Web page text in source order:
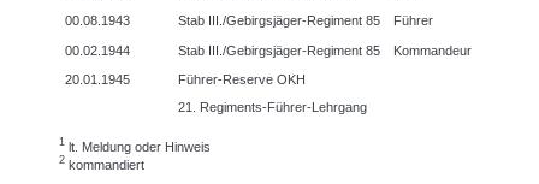
00.08.1943 Stab III./Gebirgsjäger-Regiment 85 Führer
00.02.1944 Stab III./Gebirgsjäger-Regiment 85
Kommandeur
20.01.1945
Führer-Reserve OKH
21. Regiments-Führer-Lehrgang
1 lt. Meldung oder Hinweis
2 kommandiert